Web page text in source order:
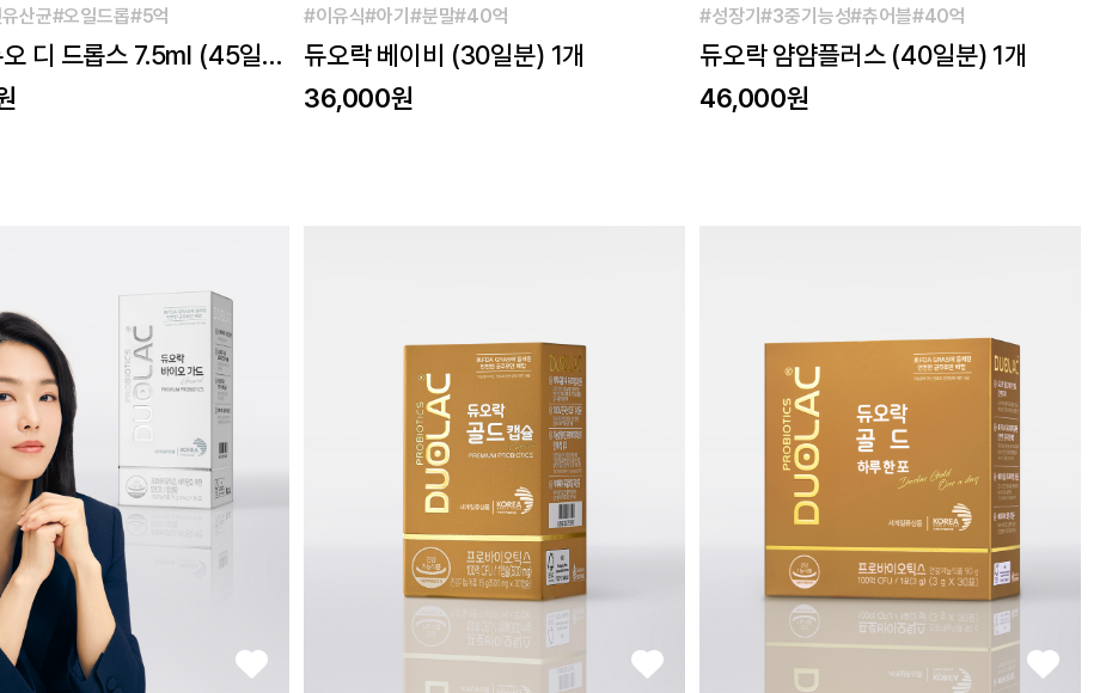
산균#오일드롭#5억
디 드롭스 7.5ml (45일
#이유식#아기#분말#40억
듀오락 베이비 (30일분) 1개
36,000원
#성장기#3중기능성#츄어블#40억
듀오락 얌얌플러스 (40일분) 1개
46,000원